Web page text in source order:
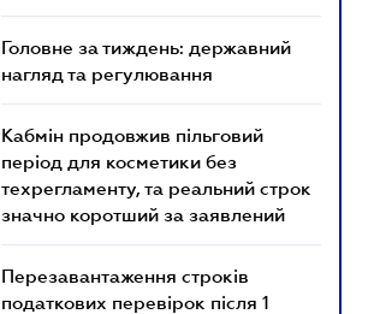
Головне за тиждень: державний
нагляд та регулювання
Кабмін продовжив пільговий
період для косметики без
техрегламенту, та реальний строк
значно коротший за заявлений
Перезавантаження строків
податкових перевірок після 1